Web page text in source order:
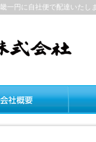
一円に自社便で配達いたし